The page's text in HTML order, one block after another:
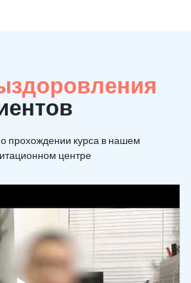
прохождении курса в нашем
центре